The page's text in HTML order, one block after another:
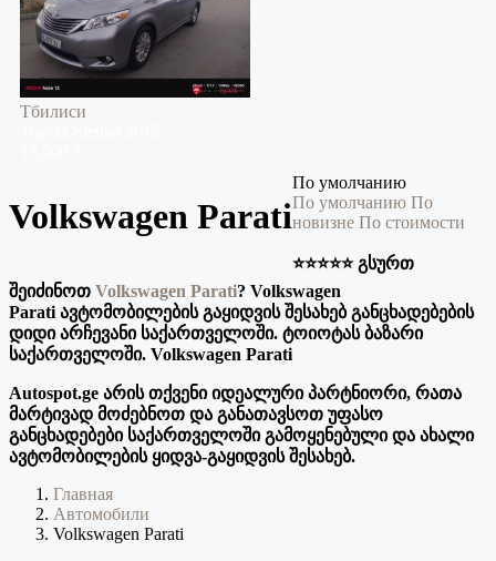
Тбилиси
Volkswagen Parati
По умолчанию
По умолчанию По
новизне По стоимости
⭐️⭐️⭐️⭐️⭐️ გსურთ
შეიძინოთ Volkswagen Parati? Volkswagen
Parati ავტომობილების გაყიდვის შესახებ განცხადებების
დიდი არჩევანი საქართველოში. ტოიოტას ბაზარი
საქართველოში. Volkswagen Parati
Autospot.ge არის თქვენი იდეალური პარტნიორი, რათა
მარტივად მოძებნოთ და განათავსოთ უფასო
განცხადებები საქართველოში გამოყენებული და ახალი
ავტომობილების ყიდვა-გაყიდვის შესახებ.
Главная
Автомобили
Volkswagen Parati